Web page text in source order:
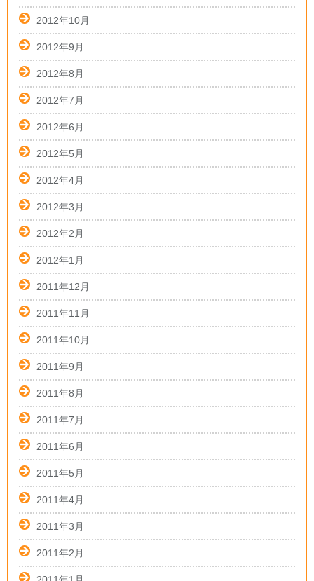
2012年10月
2012年9月
2012年8月
2012年7月
2012年6月
2012年5月
2012年4月
2012年3月
2012年2月
2012年1月
2011年12月
2011年11月
2011年10月
2011年9月
2011年8月
2011年7月
2011年6月
2011年5月
2011年4月
2011年3月
2011年2月